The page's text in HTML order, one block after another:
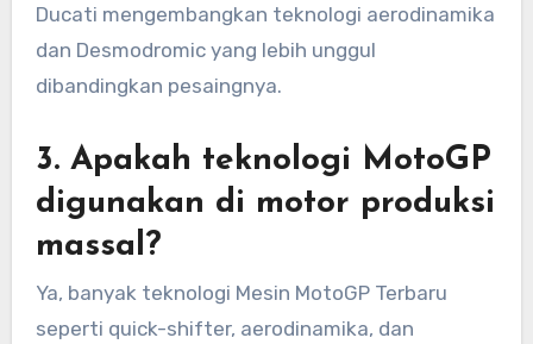
Ducati mengembangkan teknologi aerodinamika
dan Desmodromic yang lebih unggul
dibandingkan pesaingnya.
3. Apakah teknologi MotoGP
digunakan di motor produksi
massal?
Ya, banyak teknologi Mesin MotoGP Terbaru
seperti quick-shifter, aerodinamika, dan